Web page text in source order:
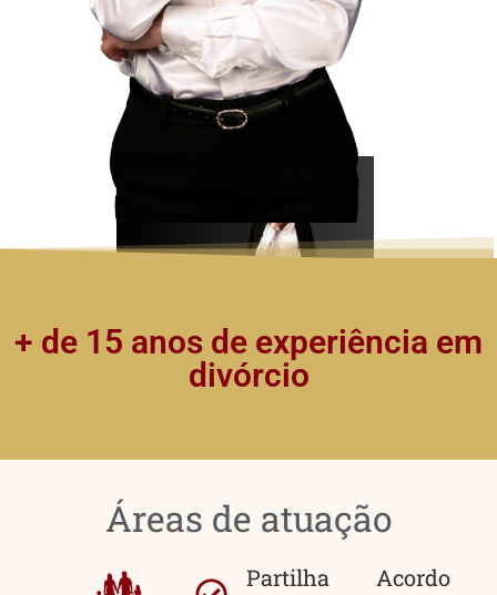
+ de 15 anos de experiência em
divórcio
Áreas de atuação
Partilha
Acordo